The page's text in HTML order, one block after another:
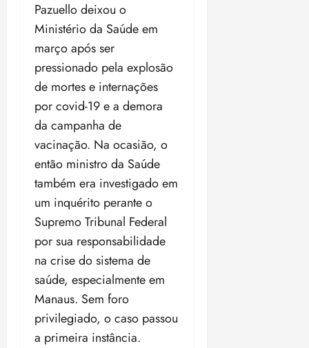
Pazuello deixou o
Ministério da Saúde em
março após ser
pressionado pela explosão
de mortes e internações
por covid-19 e a demora
da campanha de
vacinação. Na ocasião, o
então ministro da Saúde
também era investigado em
um inquérito perante o
Supremo Tribunal Federal
por sua responsabilidade
na crise do sistema de
saúde, especialmente em
Manaus. Sem foro
privilegiado, o caso passou
a primeira instância.